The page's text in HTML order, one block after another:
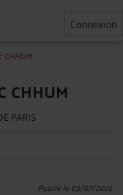
Connexion
CHHUM
CHHUM
PARIS
Publié le 03/07/2016